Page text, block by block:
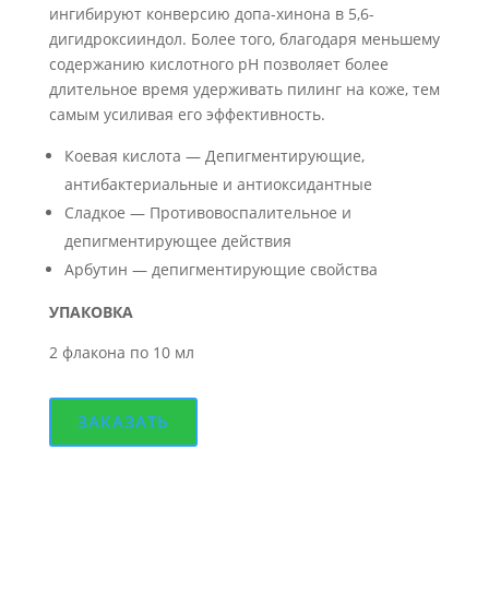
ингибируют конверсию допа-хинона в 5,6-
дигидроксииндол. Более того, благодаря меньшему
содержанию кислотного pH позволяет более
длительное время удерживать пилинг на коже, тем
самым усиливая его эффективность.
Коевая кислота — Депигментирующие,
антибактериальные и антиоксидантные
Сладкое — Противовоспалительное и
депигментирующее действия
Арбутин — депигментирующие свойства
УПАКОВКА
2 флакона по 10 мл
ЗАКАЗАТЬ